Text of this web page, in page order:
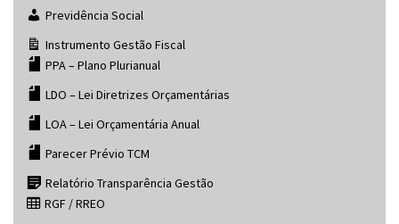
Previdência Social
Instrumento Gestão Fiscal
PPA – Plano Plurianual
LDO – Lei Diretrizes Orçamentárias
LOA – Lei Orçamentária Anual
Parecer Prévio TCM
Relatório Transparência Gestão
RGF / RREO